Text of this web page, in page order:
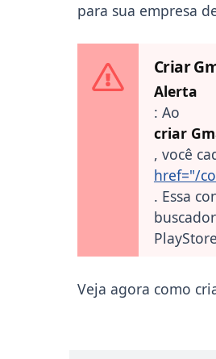
para sua empresa
Criar
Alerta
: Ao
criar
, você
href="/
. Essa
Veja agora como